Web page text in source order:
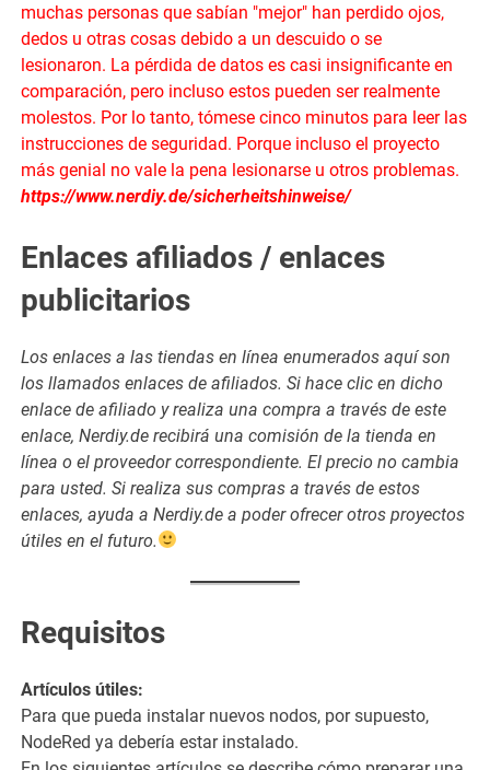
muchas personas que sabían "mejor" han perdido ojos,
dedos u otras cosas debido a un descuido o se
lesionaron. La pérdida de datos es casi insignificante en
comparación, pero incluso estos pueden ser realmente
molestos. Por lo tanto, tómese cinco minutos para leer las
instrucciones de seguridad. Porque incluso el proyecto
más genial no vale la pena lesionarse u otros problemas.
https://www.nerdiy.de/sicherheitshinweise/
Enlaces afiliados / enlaces
publicitarios
Los enlaces a las tiendas en línea enumerados aquí son
los llamados enlaces de afiliados. Si hace clic en dicho
enlace de afiliado y realiza una compra a través de este
enlace, Nerdiy.de recibirá una comisión de la tienda en
línea o el proveedor correspondiente. El precio no cambia
para usted. Si realiza sus compras a través de estos
enlaces, ayuda a Nerdiy.de a poder ofrecer otros proyectos
útiles en el futuro.
Requisitos
Artículos útiles:
Para que pueda instalar nuevos nodos, por supuesto,
NodeRed ya debería estar instalado.